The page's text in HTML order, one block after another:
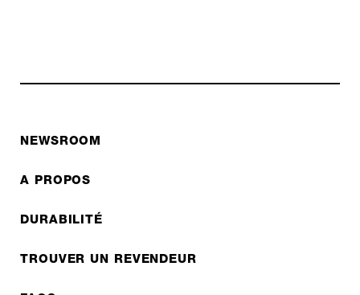
NEWSROOM
A PROPOS
DURABILITÉ
TROUVER UN REVENDEUR